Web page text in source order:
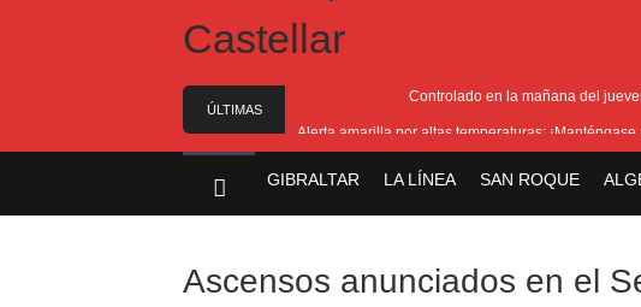
ÚLTIMAS
NOTICIAS
Controlado en la mañana del
Alerta amarilla por altas temperaturas:
GIBRALTAR LA LÍNEA SAN ROQUE
Ascensos anunciados en el